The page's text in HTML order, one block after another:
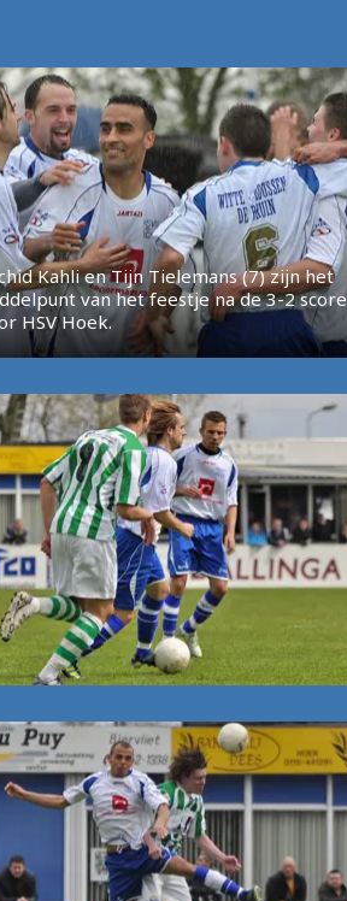
Kahli en Tijn Tielemans (7) zijn het
van het feestje na de 3-2 score
HSV Hoek.